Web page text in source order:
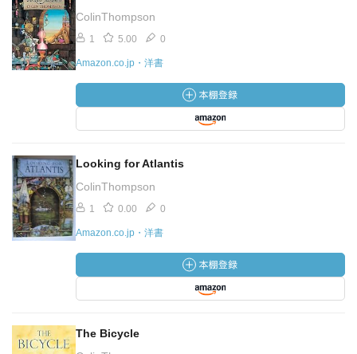
ColinThompson
1 5.00 0
Amazon.co.jp・洋書
Looking for Atlantis
ColinThompson
1 0.00 0
Amazon.co.jp・洋書
The Bicycle